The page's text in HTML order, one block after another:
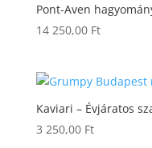
Pont-Aven
14 250,00 Ft
Kaviari – Évjáratos
3 250,00 Ft